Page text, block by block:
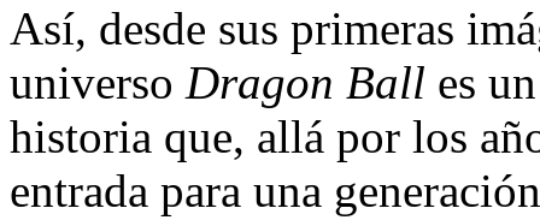
Así, desde sus primeras
universo Dragon Ball es
historia que, allá por los
entrada para una